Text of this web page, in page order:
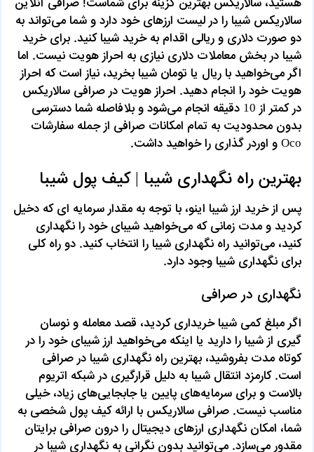
سالاریکس شیبا را در لیست ارزهای خود دارد و شما می‌تواند به
دو صورت دلاری و ریالی اقدام به خرید شیبا کنید. برای خرید
شیبا در بخش معاملات دلاری نیازی به احراز هویت نیست. اما
اگر می‌خواهید با ریال یا تومان شیبا بخرید، نیاز است که احراز
هویت خود را انجام دهید. احراز هویت در صرافی سالاریکس
در کمتر از 10 دقیقه انجام می‌شود و بلافاصله شما دسترسی
بدون محدودیت به تمام امکانات صرافی از جمله سفارشات
Oco و اوردر گذاری را خواهید داشت.
بهترین راه نگهداری شیبا | کیف پول‌ شیبا
پس از خرید ارز شیبا اینو، با توجه به مقدار سرمایه ای که دخیل
کردید و مدت زمانی که می‌خواهید شیبای خود را نگهداری
کنید، می‌توانید راه نگهداری شیبا را انتخاب کنید. دو راه کلی
برای نگهداری شیبا وجود دارد.
نگهداری در صرافی
اگر مبلغ کمی شیبا خریداری کردید، قصد معامله و نوسان
گیری از شیبا را دارید یا اینکه می‌خواهید ارز شیبای خود را در
کوتاه مدت بفروشید، بهترین راه نگهداری شیبا در صرافی
است. کارمزد انتقال شیبا به دلیل قرارگیری در شبکه اتریوم
بالاست و برای سرمایه‌های پایین یا جابجایی‌های زیاد، خیلی
مناسب نیست. صرافی سالاریکس با ارائه کیف پول شخصی به
شما، امکان نگهداری ارزهای دیجیتال را درون صرافی برایتان
مقدور می‌سازد. می‌توانید بدون نگرانی به نگهداری شیبا در